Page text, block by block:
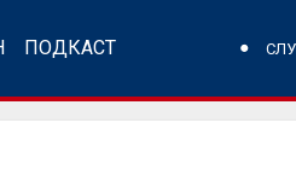
ПОДКАСТ